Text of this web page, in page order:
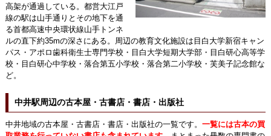
高架が通過している。都営大江戸
線の駅は山手通りとその地下を通
る首都高速中央環状線山手トンネ
ルの直下約35mの深さにある。周辺の教育文化施設は目白大学新宿キャン
パス・アポロ歯科衛生士専門学校・目白大学短期大学部・目白研心高等学
校・目白研心中学校・落合第五小学校・落合第二小学校・芙美子記念館な
ど。
中井駅周辺の古本屋・古書店・書店・出版社
中井地域の古本屋・古書店・書店・出版社の一覧です。 一覧には古本の買